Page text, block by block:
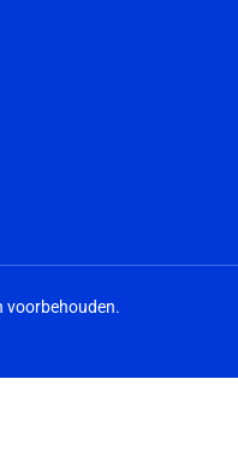
voorbehouden.